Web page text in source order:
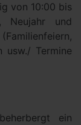
von 10:00 bis
Neujahr und
usw./ Termine
ein